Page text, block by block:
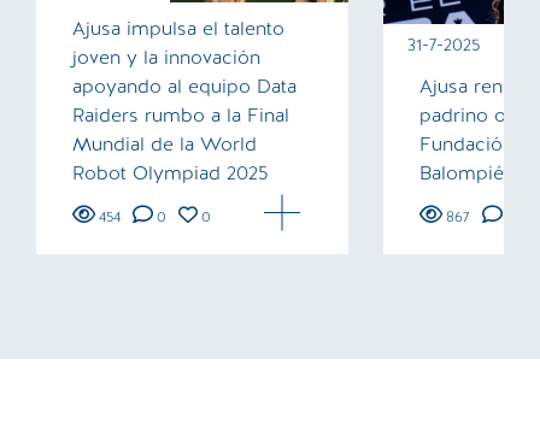
Ajusa impulsa el talento
joven y la innovación
apoyando al equipo Data
Raiders rumbo a la Final
Mundial de la World
Robot Olympiad 2025
454 0 0
31-7-2025
Ajusa
padrino
Fundación
Balompié
867